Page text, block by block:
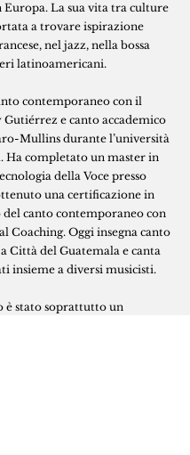
La sua vita tra culture
a trovare ispirazione
nel jazz, nella bossa
latinoamericani.
contemporaneo con il
e canto accademico
Mullins durante l’università
Ha completato un master in
della Voce presso
una certificazione in
del canto contemporaneo con
Coaching. Oggi insegna canto
Città del Guatemala e canta
insieme a diversi musicisti.
è stato soprattutto un